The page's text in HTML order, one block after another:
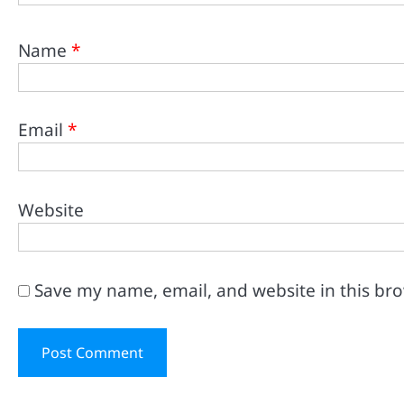
Name *
Email *
Website
Save my name, email, and website in this